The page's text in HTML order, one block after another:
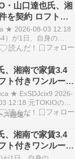
・山口達也氏、湘
を契約 ロフト付
”を公開「十分」
★ 2026-08-03 12:18
）が1日、自身の
。YouTube活動の新た
エリアの物件を契約し
よると、これまで期…
、湘南で家賃3.4
ト付きワンルーム
分」 #YouTube |
★ ExSDJcix9 2026-
12:18 元TOKIOの山
のYouTubeチャンネ
新たな拠点として神奈
ス超速＋
、湘南で家賃3.4
ト付きワンルーム
分」